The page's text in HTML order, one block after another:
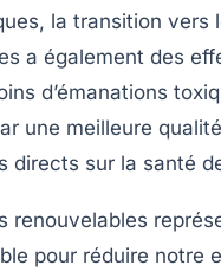
la transition vers
a également des
d’émanations
une meilleure
directs sur la santé
renouvelables
pour réduire notre